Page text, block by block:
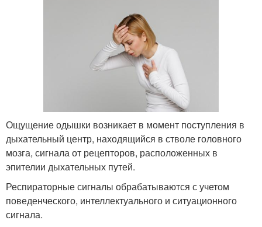
Ощущение одышки возникает в момент поступления в
дыхательный центр, находящийся в стволе головного
мозга, сигнала от рецепторов, расположенных в
эпителии дыхательных путей.
Респираторные сигналы обрабатываются с учетом
поведенческого, интеллектуального и ситуационного
сигнала.